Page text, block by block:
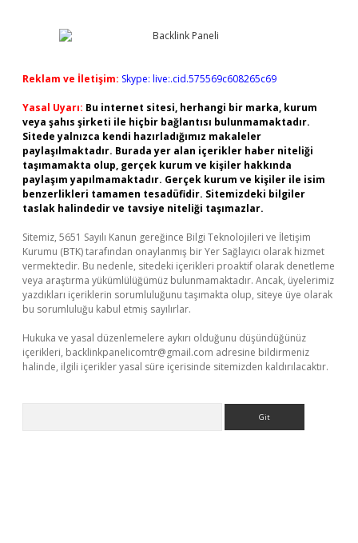
Reklam ve İletişim: Skype: live:.cid.575569c608265c69
Yasal Uyarı: Bu internet sitesi, herhangi bir marka, kurum
veya şahıs şirketi ile hiçbir bağlantısı bulunmamaktadır.
Sitede yalnızca kendi hazırladığımız makaleler
paylaşılmaktadır. Burada yer alan içerikler haber niteliği
taşımamakta olup, gerçek kurum ve kişiler hakkında
paylaşım yapılmamaktadır. Gerçek kurum ve kişiler ile isim
benzerlikleri tamamen tesadüfidir. Sitemizdeki bilgiler
taslak halindedir ve tavsiye niteliği taşımazlar.
Sitemiz, 5651 Sayılı Kanun gereğince Bilgi Teknolojileri ve İletişim
Kurumu (BTK) tarafından onaylanmış bir Yer Sağlayıcı olarak hizmet
vermektedir. Bu nedenle, sitedeki içerikleri proaktif olarak denetleme
veya araştırma yükümlülüğümüz bulunmamaktadır. Ancak, üyelerimiz
yazdıkları içeriklerin sorumluluğunu taşımakta olup, siteye üye olarak
bu sorumluluğu kabul etmiş sayılırlar.
Hukuka ve yasal düzenlemelere aykırı olduğunu düşündüğünüz
içerikleri, backlinkpanelicomtr@gmail.com adresine bildirmeniz
halinde, ilgili içerikler yasal süre içerisinde sitemizden kaldırılacaktır.